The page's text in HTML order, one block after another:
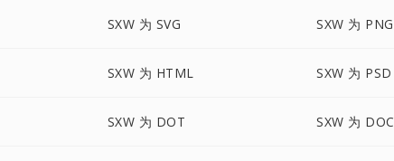
SXW 为 SVG SXW 为 PNG
SXW 为 HTML SXW 为 PSD
SXW 为 DOT SXW 为